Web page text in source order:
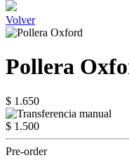
Volver
Pollera
$ 1.650
$ 1.500
Pre-order